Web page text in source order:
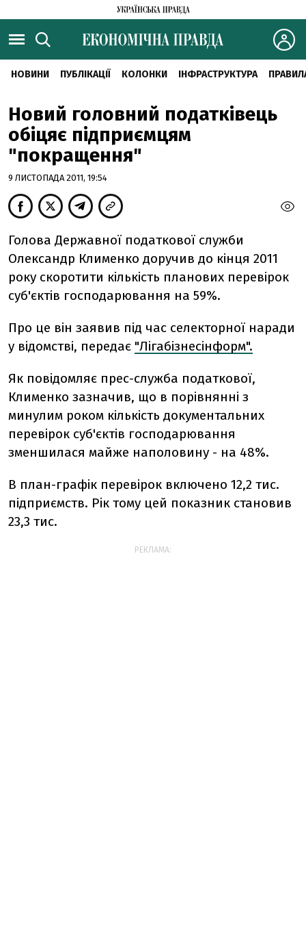
НОВИНИ ПУБЛІКАЦІЇ КОЛОНКИ ІНФРАСТРУКТУРА
Новий головний податківець
обіцяє підприємцям
"покращення"
9 ЛИСТОПАДА 2011, 19:54
Голова Державної податкової служби
Олександр Клименко доручив до кінця 2011
року скоротити кількість планових перевірок
суб'єктів господарювання на 59%.
Про це він заявив під час селекторної наради
у відомстві, передає "Лігабізнесінформ".
Як повідомляє прес-служба податкової,
Клименко зазначив, що в порівнянні з
минулим роком кількість документальних
перевірок суб'єктів господарювання
зменшилася майже наполовину - на 48%.
В план-графік перевірок включено 12,2 тис.
підприємств. Рік тому цей показник становив
23,3 тис.
РЕКЛАМА: